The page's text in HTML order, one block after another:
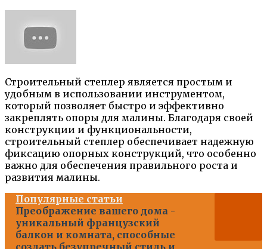
Строительный степлер является простым и
удобным в использовании инструментом,
который позволяет быстро и эффективно
закреплять опоры для малины. Благодаря своей
конструкции и функциональности,
строительный степлер обеспечивает надежную
фиксацию опорных конструкций, что особенно
важно для обеспечения правильного роста и
развития малины.
Популярные статьи
Преображение вашего дома -
уникальный французский
балкон и комната, способные
создать безупречный стиль и